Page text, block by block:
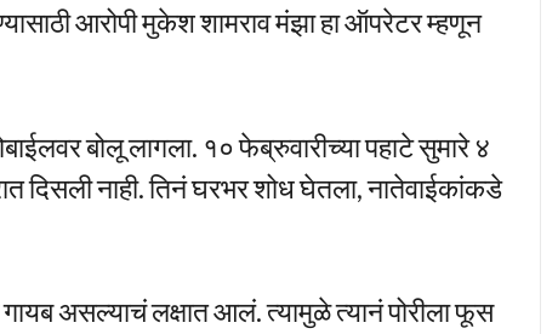
आरोपी मुकेश शामराव मंझा हा ऑपरेटर म्हणून
बोलू लागला. १० फेब्रुवारीच्या पहाटे सुमारे ४
दिसली नाही. तिनं घरभर शोध घेतला, नातेवाईकांकडे
असल्याचं लक्षात आलं. त्यामुळे त्यानं पोरीला फूस